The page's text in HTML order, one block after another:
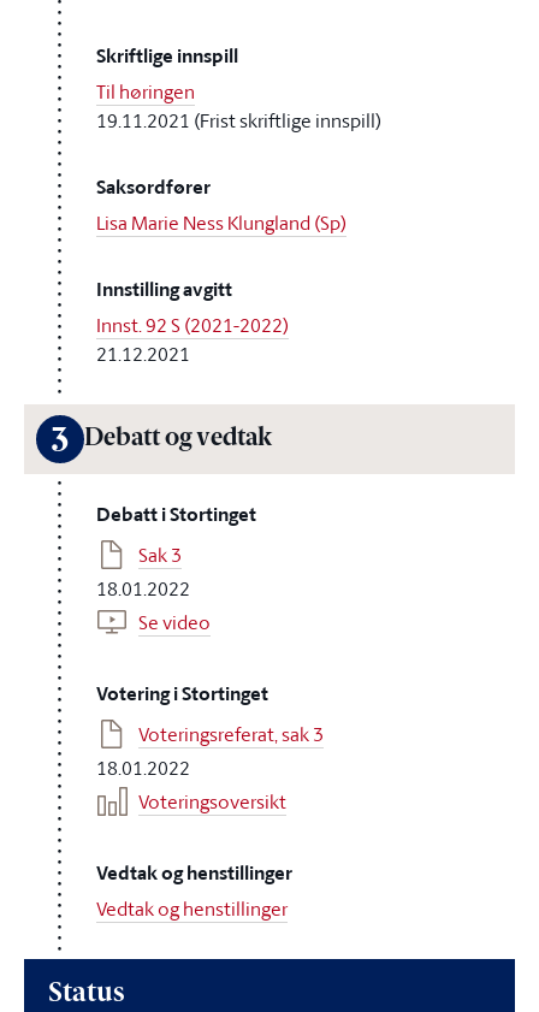
Skriftlige innspill
Til høringen
19.11.2021 (Frist skriftlige innspill)
Saksordfører
Lisa Marie Ness Klungland (Sp)
Innstilling avgitt
Innst. 92 S (2021-2022)
21.12.2021
3 Debatt og vedtak
Debatt i Stortinget
Sak 3
18.01.2022
Se video
Votering i Stortinget
Voteringsreferat, sak 3
18.01.2022
Voteringsoversikt
Vedtak og henstillinger
Vedtak og henstillinger
Status